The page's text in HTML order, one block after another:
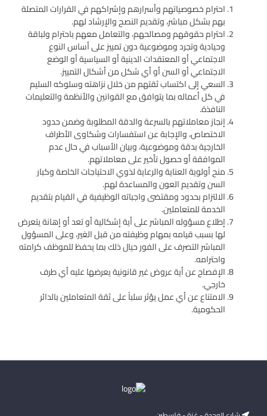
احترام خصوصياتهم وأسرارهم وإشراكهم في القرارات المتصلة
بهم بشكل مباشر، وتقديم النصح والإرشاد لهم.
احترام حقوقهم ومصالحهم، والتعامل معهم باحترام ولباقة
وحيادية وتجرد وموضوعية دون تمييز على أساس النوع
الاجتماعي أو المعتقدات الدينية أو السياسية أو الوضع
الاجتماعي أو السن أو أي شكل من أشكال التمييز.
السعي إلى اكتساب ثقتهم من خلال نزاهته وسلوكه السليم
في كل أعماله بما يتوافق مع القوانين والأنظمة والتعليمات
النافذة.
إنجاز معاملاتهم بالسرعة والدقة المطلوبة وضمن حدود
الاختصاص، والإجابة عن استفسارات وشكاوى الأطراف
الخارجية بدقة وموضوعية، وبيان الأسباب في حال عدم
الموافقة أو حصول تأخير على معاملاتهم.
منح أولوية العناية والرعاية لذوي الاحتياجات الخاصة وكبار
السن وتقديم العون والمساعدة لهم.
الالتزام بحدود ومقتضى واجباته الوظيفية في القيام بتقديم
الخدمة للمتعاملين.
إطلاع مسؤوله المباشر على أية إشكالية أو تعد أو إهانة يتعرض
لها بسبب قيامه بمهام وظيفته من قبل الغير، وعلى المسؤول
المباشر التصرف على الفور حيال ذلك بما يحفظ للموظف كرامته
واحترامه.
الإفصاح عن أية عروض غير قانونية يعرضها عليه أي طرف
خارجي.
الامتناع عن أي عمل يؤثر سلباً على ثقة المتعاملين بالدائر
الحكومية.